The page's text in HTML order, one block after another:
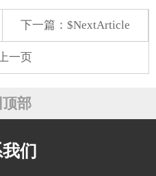
下一篇：$NextArticle
一页
部
们